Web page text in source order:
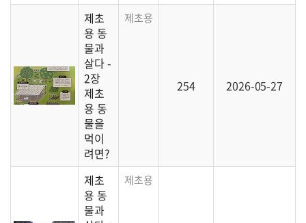
제초
용 동
물과
살다 -
2장
제초
용 동
물을
먹이
려면?
제초용 동물을 사육하기 위한 본격 준비 단
254 2026-05-27
제초
용 동
물과
제초용 동물을 소개하기 시작합니다.